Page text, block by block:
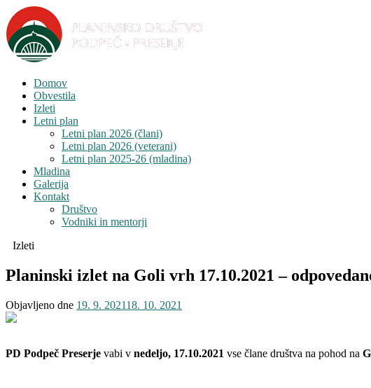
Domov
Obvestila
Izleti
Letni plan
Letni plan 2026 (člani)
Letni plan 2026 (veterani)
Letni plan 2025-26 (mladina)
Mladina
Galerija
Kontakt
Društvo
Vodniki in mentorji
Izleti
Planinski izlet na Goli vrh 17.10.2021 –
Objavljeno dne 19. 9. 202118. 10. 2021
PD Podpeč Preserje vabi v nedeljo, 17.10.2021 vse člane društva na pohod na